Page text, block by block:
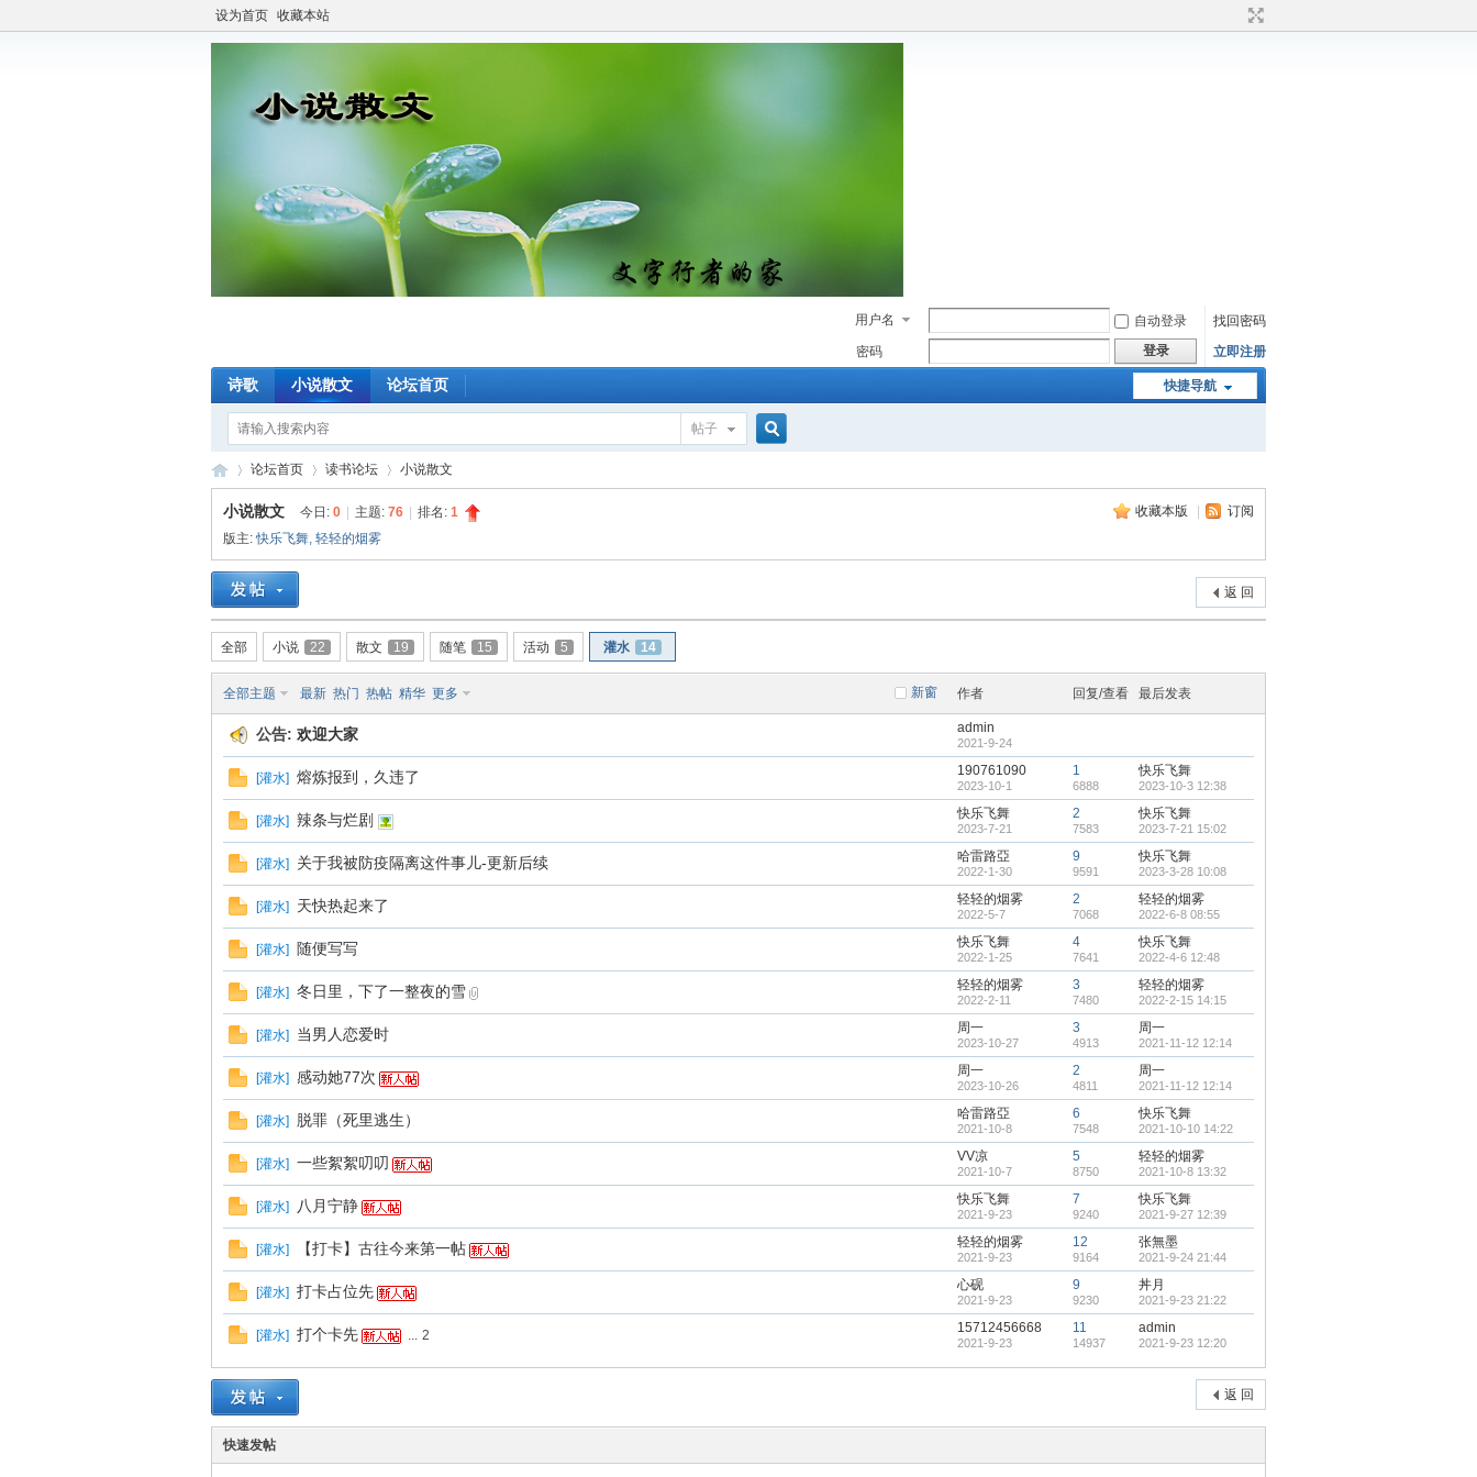
设为首页 收藏本站
用户名 自动登录
找回密码
密码
登录 立即注册
快捷导航
诗歌 小说散文 论坛首页
帖子
小
读
»
论坛首页
›
读书论坛
›
小说散文
收藏本版 订阅
小说散文 今日: 0 主题: 76 排名: 1
版主:快乐飞舞, 轻轻的烟雾
返 回
全部 小说 22 散文 19 随笔 15 活动 5 灌水 14
新窗
全部主题 最新 热门 热帖 精华 更多 作者 回复/查看 最后发表
公告: 欢迎大家 admin
2021-9-24
[灌水] 熔炼报到，久违了 190761090
2023-10-1
1
6888
快乐飞舞
2023-10-3 12:38
[灌水] 辣条与烂剧 快乐飞舞
2023-7-21
2
7583
快乐飞舞
2023-7-21 15:02
[灌水] 关于我被防疫隔离这件事儿-更新后续 哈雷路亞
2022-1-30
9
9591
快乐飞舞
2023-3-28 10:08
[灌水] 天快热起来了 轻轻的烟雾
2022-5-7
2
7068
轻轻的烟雾
2022-6-8 08:55
[灌水] 随便写写 快乐飞舞
2022-1-25
4
7641
快乐飞舞
2022-4-6 12:48
[灌水] 冬日里，下了一整夜的雪 轻轻的烟雾
2022-2-11
3
7480
轻轻的烟雾
2022-2-15 14:15
[灌水] 当男人恋爱时 周一
2023-10-27
3
4913
周一
2021-11-12 12:14
[灌水] 感动她77次 周一
2023-10-26
2
4811
周一
2021-11-12 12:14
[灌水] 脱罪（死里逃生） 哈雷路亞
2021-10-8
6
7548
快乐飞舞
2021-10-10 14:22
[灌水] 一些絮絮叨叨 VV凉
2021-10-7
5
8750
轻轻的烟雾
2021-10-8 13:32
[灌水] 八月宁静 快乐飞舞
2021-9-23
7
9240
快乐飞舞
2021-9-27 12:39
[灌水] 【打卡】古往今来第一帖 轻轻的烟雾
2021-9-23
12
9164
张無墨
2021-9-24 21:44
[灌水] 打卡占位先 心砚
2021-9-23
9
9230
丼月
2021-9-23 21:22
[灌水] 打个卡先 ... 2 15712456668
2021-9-23
11
14937
admin
2021-9-23 12:20
返 回
快速发帖